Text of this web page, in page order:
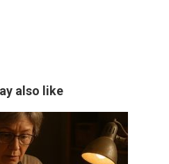
also like